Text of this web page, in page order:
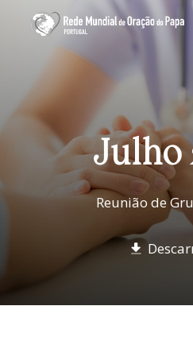
Julho
Reunião de